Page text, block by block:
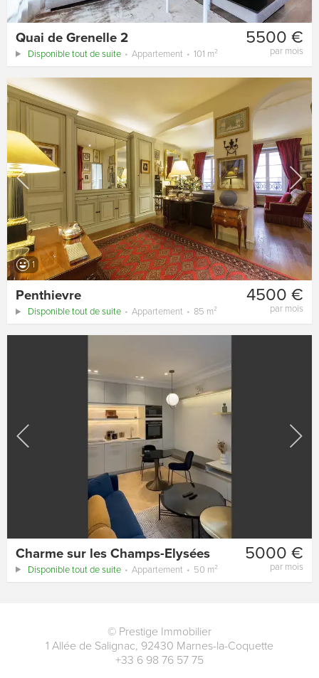
5500 €
par mois
Quai de Grenelle 2
Disponible tout de suite Appartement 101 m²
1
4500 €
par mois
Penthievre
Disponible tout de suite Appartement 85 m²
5000 €
par mois
Charme sur les Champs-Elysées
Disponible tout de suite Appartement 50 m²
© Prestige Immobilier
1 Allée de Salignac, 92430 Marnes-la-Coquette
+33 6 98 76 57 75